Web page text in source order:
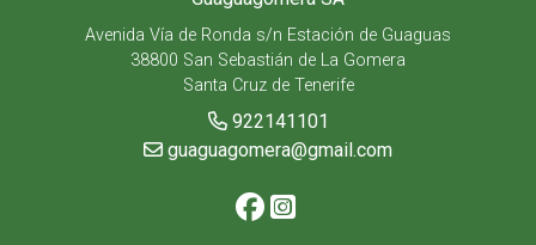
Avenida Vía de Ronda s/n Estación de Guaguas
38800 San Sebastián de La Gomera
Santa Cruz de Tenerife
922141101
guaguagomera@gmail.com